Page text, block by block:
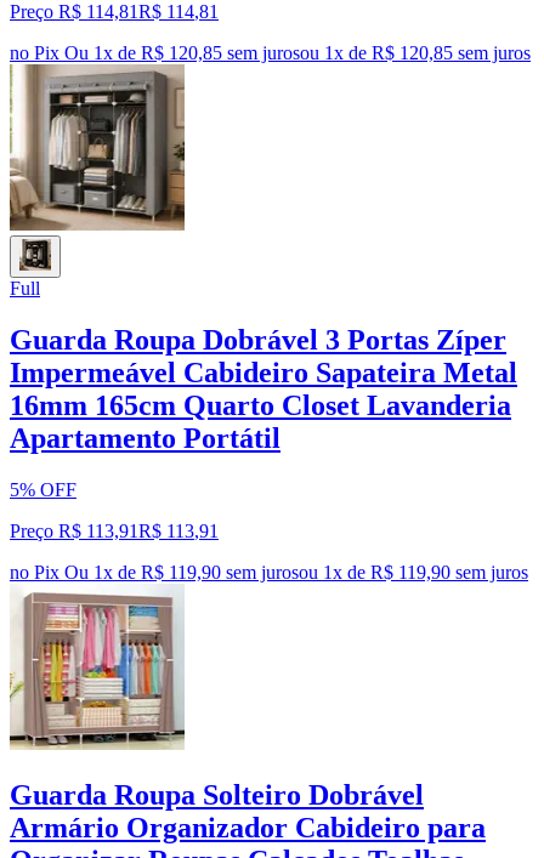
Preço R$ 114,81R$ 114,81
no Pix Ou 1x de R$ 120,85 sem jurosou 1x de R$ 120,85 sem juros
Full
Guarda Roupa Dobrável 3 Portas Zíper
Impermeável Cabideiro Sapateira Metal
16mm 165cm Quarto Closet Lavanderia
Apartamento Portátil
5% OFF
Preço R$ 113,91R$ 113,91
no Pix Ou 1x de R$ 119,90 sem jurosou 1x de R$ 119,90 sem juros
Guarda Roupa Solteiro Dobrável
Armário Organizador Cabideiro para